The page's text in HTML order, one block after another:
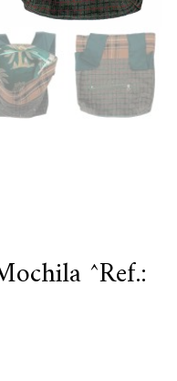
^Ref.: